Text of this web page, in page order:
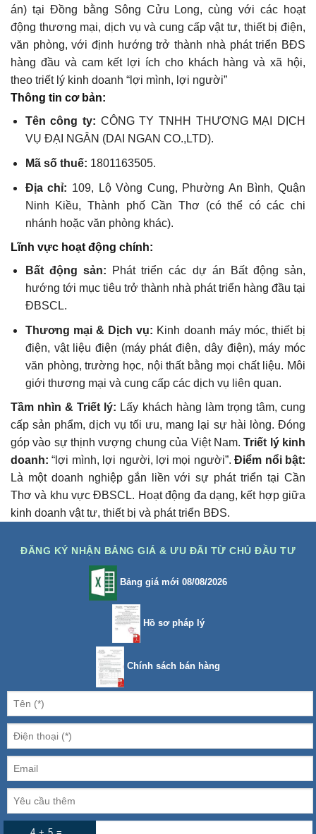
án) tại Đồng bằng Sông Cửu Long, cùng với các hoạt
động thương mại, dịch vụ và cung cấp vật tư, thiết bị điện,
văn phòng, với định hướng trở thành nhà phát triển BĐS
hàng đầu và cam kết lợi ích cho khách hàng và xã hội,
theo triết lý kinh doanh “lợi mình, lợi người”
Thông tin cơ bản:
Tên công ty: CÔNG TY TNHH THƯƠNG MẠI DỊCH
VỤ ĐẠI NGÂN (DAI NGAN CO.,LTD).
Mã số thuế: 1801163505.
Địa chỉ: 109, Lộ Vòng Cung, Phường An Bình, Quận
Ninh Kiều, Thành phố Cần Thơ (có thể có các chi
nhánh hoặc văn phòng khác).
Lĩnh vực hoạt động chính:
Bất động sản:
Phát triển các dự án Bất động sản,
hướng tới mục tiêu trở thành nhà phát triển hàng đầu tại
ĐBSCL.
Thương mại & Dịch vụ: Kinh doanh máy móc, thiết bị
điện, vật liệu điện (máy phát điện, dây điện), máy móc
văn phòng, trường học, nội thất bằng mọi chất liệu. Môi
giới thương mại và cung cấp các dịch vụ liên quan.
Tầm nhìn & Triết lý: Lấy khách hàng làm trọng tâm, cung
cấp sản phẩm, dịch vụ tối ưu, mang lại sự hài lòng. Đóng
góp vào sự thịnh vượng chung của Việt Nam. Triết lý kinh
doanh:“lợi mình, lợi người, lợi mọi người”. Điểm nổi bật:
Là một doanh nghiệp gắn liền với sự phát triển tại Cần
Thơ và khu vực ĐBSCL. Hoạt động đa dạng, kết hợp giữa
kinh doanh vật tư, thiết bị và phát triển BĐS.
ĐĂNG KÝ NHẬN BẢNG GIÁ & ƯU ĐÃI TỪ CHỦ ĐẦU TƯ
Bảng giá mới 08/08/2026
Hồ sơ pháp lý
Chính sách bán hàng